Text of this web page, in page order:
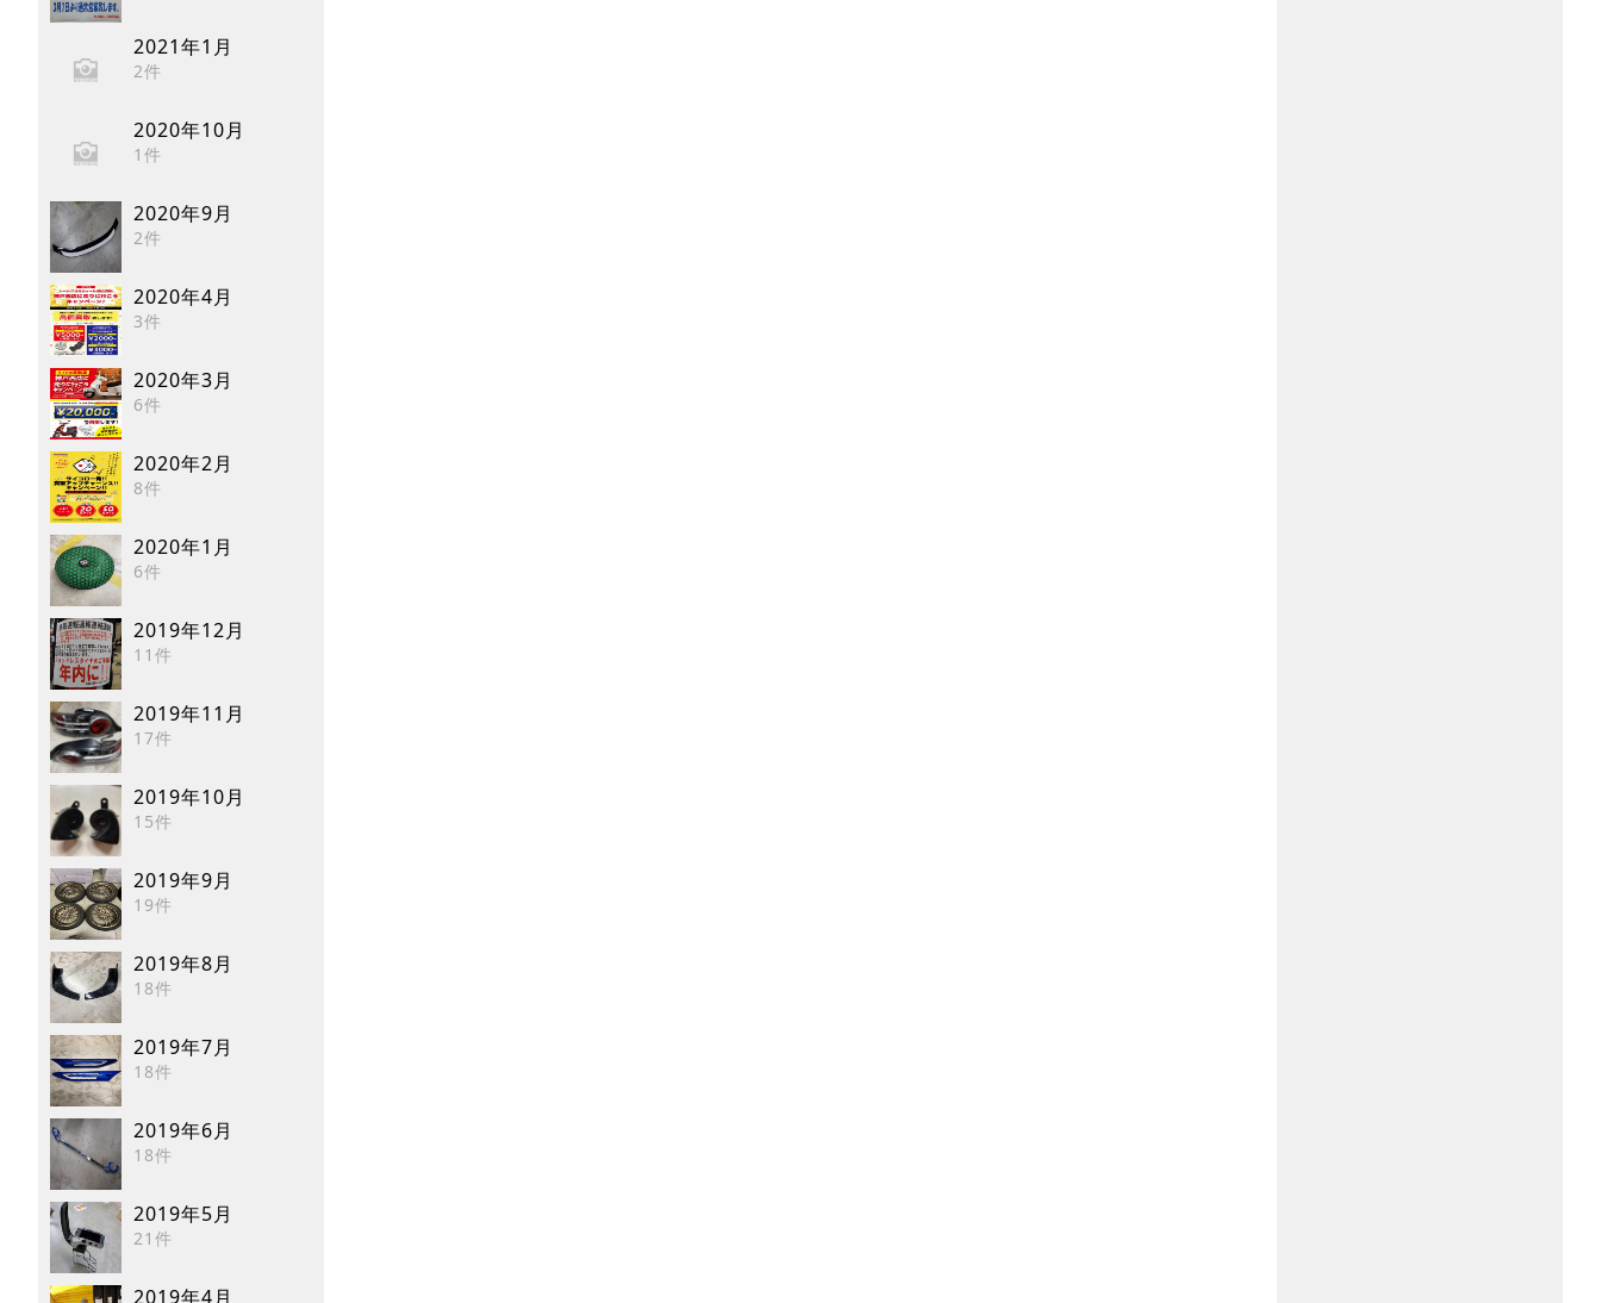
2021年1月
2件
2020年10月
1件
2020年9月
2件
2020年4月
3件
2020年3月
6件
2020年2月
8件
2020年1月
6件
2019年12月
11件
2019年11月
17件
2019年10月
15件
2019年9月
19件
2019年8月
18件
2019年7月
18件
2019年6月
18件
2019年5月
21件
2019年4月